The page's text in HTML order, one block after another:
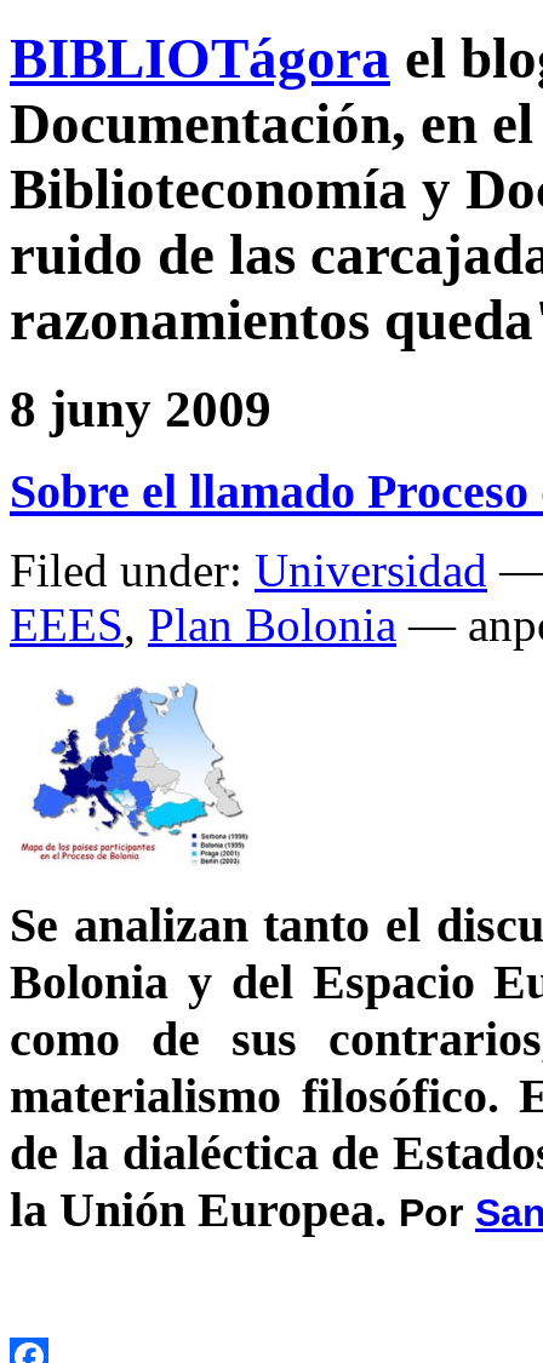
BIBLIOTágora el
Documentación, en
Biblioteconomía y
ruido de las
razonamientos
8 juny 2009
Sobre el llamado
Filed under: Universidad —
EEES, Plan Bolonia —
Se analizan tanto el
Bolonia y del Espacio
como de sus
materialismo filosófico.
de la dialéctica de
la Unión Europea. Por